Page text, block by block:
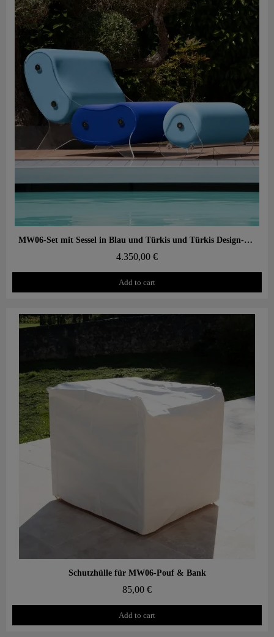
Aperçu rapide MW06-Set mit Sessel in Blau und Türkis und Türkis Design-Hocker – gegossene PMMA-Wände, Alveolarschaum-Sitz
4.350,00 €
Add to cart
Aperçu rapide
Schutzhülle für MW06-Pouf & Bank
85,00 €
Add to cart